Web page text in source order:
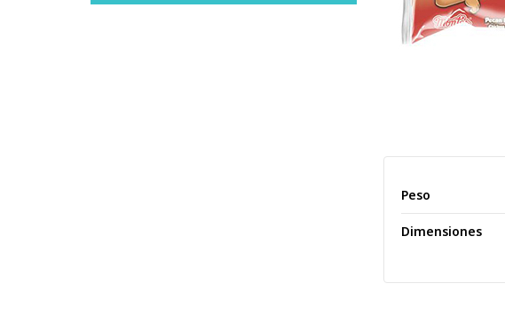
Peso
Dimensiones